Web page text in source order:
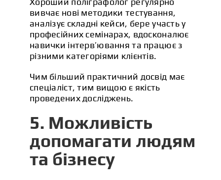
вивчає нові методики тестування,
аналізує складні кейси, бере участь у
професійних семінарах, вдосконалює
навички інтерв’ювання та працює з
різними категоріями клієнтів.
Чим більший практичний досвід має
спеціаліст, тим вищою є якість
проведених досліджень.
5. Можливість
допомагати людям
та бізнесу